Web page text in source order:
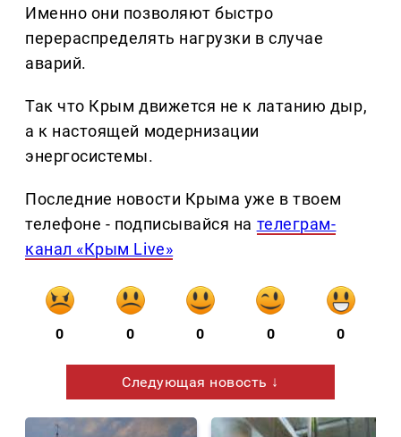
Именно они позволяют быстро
перераспределять нагрузки в случае
аварий.
Так что Крым движется не к латанию дыр,
а к настоящей модернизации
энергосистемы.
Последние новости Крыма уже в твоем
телефоне - подписывайся на телеграм-
канал «Крым Live»
0 0 0 0 0
Следующая новость ↓